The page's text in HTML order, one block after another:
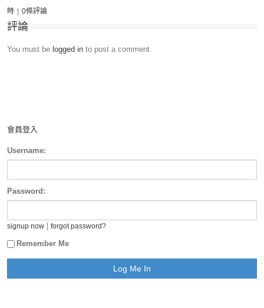
時 0條評論
評論
You must be logged in to post a comment.
會員登入
Username:
Password:
signup now forgot password?
Remember Me